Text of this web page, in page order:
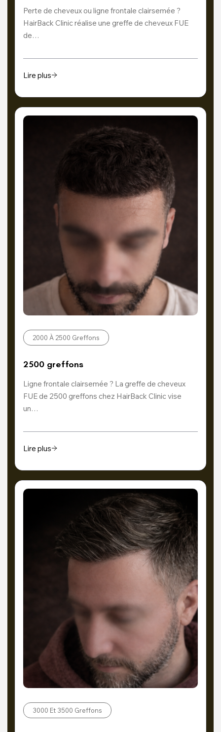
Perte de cheveux ou ligne frontale clairsemée ?
HairBack Clinic réalise une greffe de cheveux FUE
de…
Lire plus
2000 À 2500 Greffons
2500 greffons
Ligne frontale clairsemée ? La greffe de cheveux
FUE de 2500 greffons chez HairBack Clinic vise
un…
Lire plus
3000 Et 3500 Greffons